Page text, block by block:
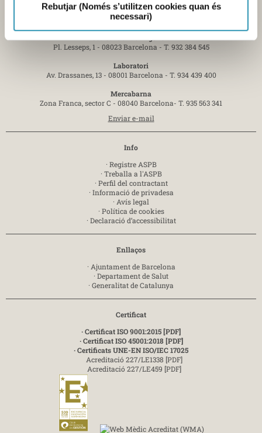
Rebutjar (Només s’utilitzen cookies quan és
necessari)
Contacte
Pl. Lesseps, 1 - 08023 Barcelona - T. 932 384 545
Laboratori
Av. Drassanes, 13 - 08001 Barcelona - T. 934 439 400
Mercabarna
Zona Franca, sector C - 08040 Barcelona- T. 935 563 341
Enviar e-mail
Info
· Registre ASPB
· Treballa a l'ASPB
· Perfil del contractant
· Informació de privadesa
· Avís legal
· Política de cookies
· Declaració d’accessibilitat
Enllaços
· Ajuntament de Barcelona
· Departament de Salut
· Generalitat de Catalunya
Certificat
· Certificat ISO 9001:2015 [PDF]
· Certificat ISO 45001:2018 [PDF]
· Certificats UNE-EN ISO/IEC 17025
Acreditació 227/LE1338 [PDF]
Acreditació 227/LE459 [PDF]